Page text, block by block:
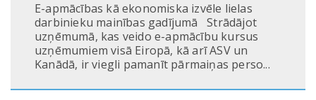
E-apmācības kā ekonomiska izvēle lielas
darbinieku mainības gadījumā Strādājot
uzņēmumā, kas veido e-apmācību kursus
uzņēmumiem visā Eiropā, kā arī ASV un
Kanādā, ir viegli pamanīt pārmaiņas perso...